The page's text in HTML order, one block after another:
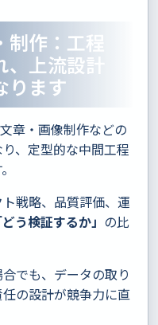
作：工程
上流設計
ります
章・画像制作などの
、定型的な中間工程
戦略、品質評価、運
う検証するか」 の比
でも、データの取り
の設計が競争力に直